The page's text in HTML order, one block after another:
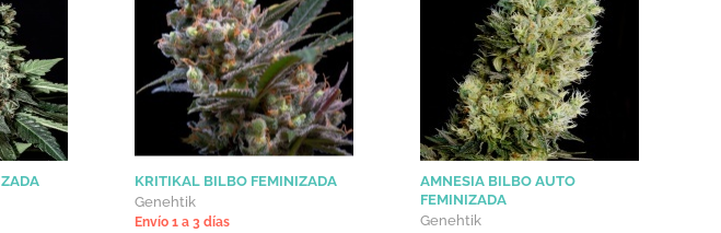
KRITIKAL BILBO FEMINIZADA
Genehtik
Envío 1 a 3 días
AMNESIA BILBO AUTO
FEMINIZADA
Genehtik